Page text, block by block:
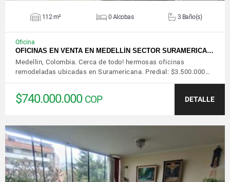
112 m² 0 Alcobas 3 Baño(s)
Oficina
OFICINAS EN VENTA EN MEDELLÍN SECTOR SURAMERICA…
Medellin, Colombia. Cerca de todo! hermosas oficinas
remodeladas ubicadas en Suramericana. Predial: $3.500.000…
$740.000.000 COP DETALLE